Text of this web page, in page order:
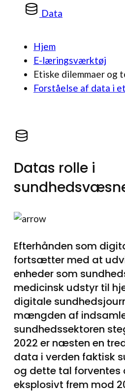
Data
Hjem
E-læringsværktøj
Etiske dilemmaer og
Forståelse af data i
Datas rolle i
Efterhånden som
fortsætter med at
enheder som
medicinsk udstyr til
digitale
mængden af
sundhedssektoren
2022 er næsten en
data i verden faktisk
og dette tal forventes
eksplosivt frem mod